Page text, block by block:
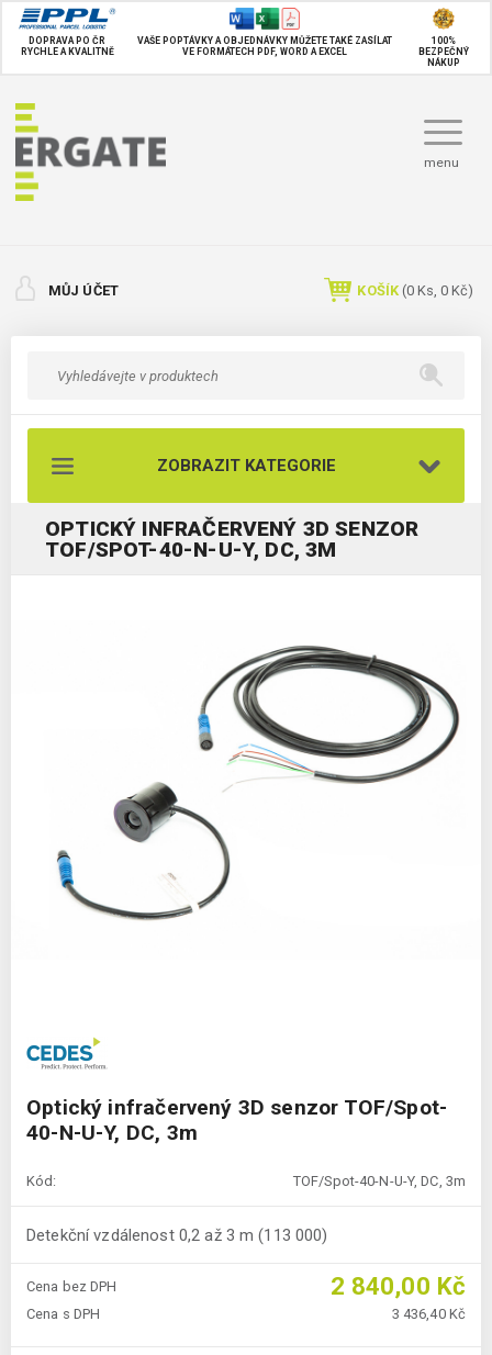
DOPRAVA PO ČR
RYCHLE A KVALITNĚ
VAŠE POPTÁVKY A OBJEDNÁVKY MŮŽETE TAKÉ ZASÍLAT
VE FORMÁTECH PDF, WORD A EXCEL
100%
BEZPEČNÝ
NÁKUP
menu
MŮJ ÚČET KOŠÍK (0 Ks, 0 Kč)
ZOBRAZIT KATEGORIE
OPTICKÝ INFRAČERVENÝ 3D SENZOR
TOF/SPOT-40-N-U-Y, DC, 3M
Optický infračervený 3D senzor TOF/Spot-
40-N-U-Y, DC, 3m
Kód: TOF/Spot-40-N-U-Y, DC, 3m
Detekční vzdálenost 0,2 až 3 m (113 000)
Cena bez DPH 2 840,00 Kč
Cena s DPH 3 436,40 Kč